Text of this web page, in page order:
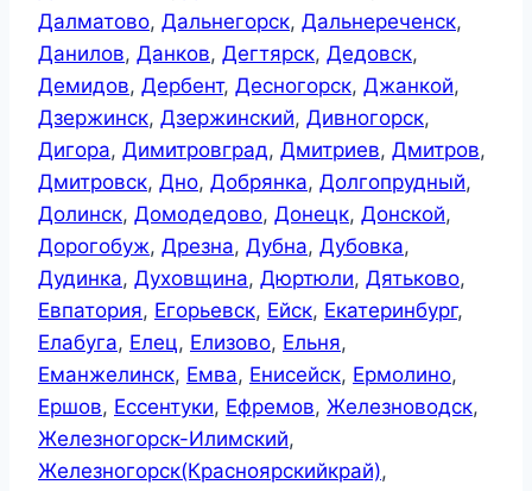
Далматово, Дальнегорск, Дальнереченск,
Данилов, Данков, Дегтярск, Дедовск,
Демидов, Дербент, Десногорск, Джанкой,
Дзержинск, Дзержинский, Дивногорск,
Дигора, Димитровград, Дмитриев, Дмитров,
Дмитровск, Дно, Добрянка, Долгопрудный,
Долинск, Домодедово, Донецк, Донской,
Дорогобуж, Дрезна, Дубна, Дубовка,
Дудинка, Духовщина, Дюртюли, Дятьково,
Евпатория, Егорьевск, Ейск, Екатеринбург,
Елабуга, Елец, Елизово, Ельня,
Еманжелинск, Емва, Енисейск, Ермолино,
Ершов, Ессентуки, Ефремов, Железноводск,
Железногорск-Илимский,
Железногорск(Красноярскийкрай),